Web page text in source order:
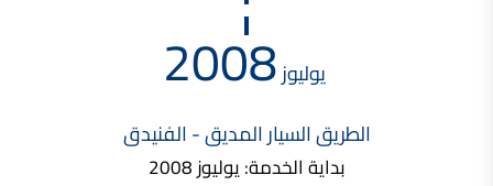
يوليوز2008
الطريق السيار المديق - الفنيدق
بداية الخدمة: يوليوز 2008